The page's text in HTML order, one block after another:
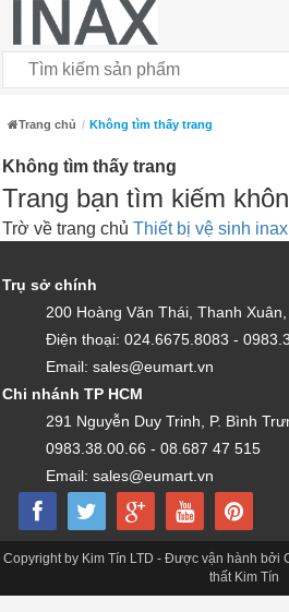
Trang chủ Không tìm thấy trang
Không tìm thấy trang
Trang bạn tìm kiếm
Trờ về trang chủ Thiết bị vệ sinh inax
Trụ sở chính
200 Hoàng Văn Thái, Thanh
Điện thoại: 024.6675.8083 -
Email: sales@eumart.vn
Chi nhánh TP HCM
291 Nguyễn Duy Trinh, P. Bình
0983.38.00.66 - 08.687 47 515
Email: sales@eumart.vn
Copyright by Kim Tín LTD - Được vận hành bởi
thất Kim Tín